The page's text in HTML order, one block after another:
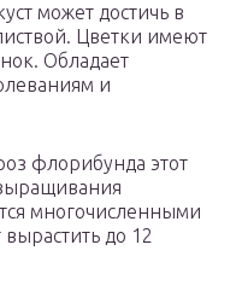
может достичь в
Цветки имеют
Обладает
и
флорибунда этот
многочисленными
до 12